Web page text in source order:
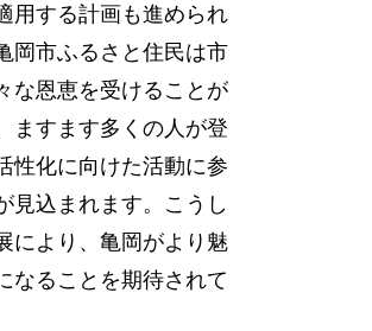
用する計画も進められ
岡市ふるさと住民は市
な恩恵を受けることが
ますます多くの人が登
性化に向けた活動に参
見込まれます。こうし
により、亀岡がより魅
なることを期待されて